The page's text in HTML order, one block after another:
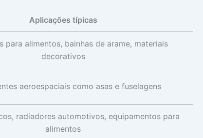
Aplicações típicas
para alimentos, bainhas de arame, materiais
decorativos
aeroespaciais como asas e fuselagens
radiadores automotivos, equipamentos para
alimentos